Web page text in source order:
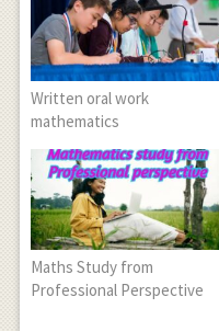
Written oral work
mathematics
Maths Study from
Professional Perspective